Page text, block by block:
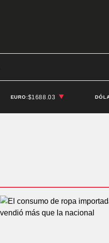
EURO:$1688.03